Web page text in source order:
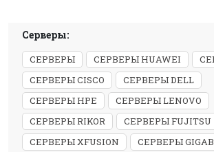
Серверы:
СЕРВЕРЫ СЕРВЕРЫ HUAWEI
СЕРВЕРЫ CISCO
СЕРВЕРЫ DELL
СЕРВЕРЫ HPE
СЕРВЕРЫ LENOVO
СЕРВЕРЫ RIKOR
СЕРВЕРЫ FUJITSU
СЕРВЕРЫ XFUSION
СЕРВЕРЫ